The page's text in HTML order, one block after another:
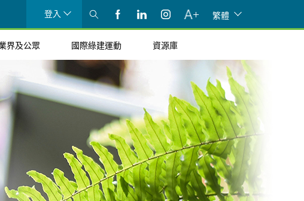
登入 繁體
界及公眾 國際綠建運動 資源庫